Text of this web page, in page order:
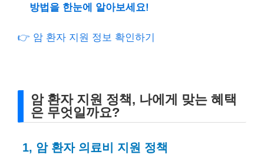
방법을 한눈에 알아보세요!
👉 암 환자 지원 정보 확인하기
암 환자 지원 정책, 나에게 맞는 혜택
은 무엇일까요?
1, 암 환자 의료비 지원 정책